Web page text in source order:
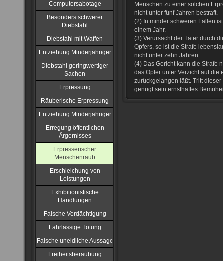
Computersabotage
Besonders schwerer
Diebstahl
Diebstahl mit Waffen
Entziehung Minderjähriger
Diebstahl geringwertiger
Sachen
Erpressung
Räuberische Erpressung
Entziehung Minderjähriger
Erregung öffentlichen
Ärgernisses
Erpresserischer
Menschenraub
Erschleichung von
Leistungen
Exhibitionistische
Handlungen
Falsche Verdächtigung
Fahrlässige Tötung
Falsche uneidliche Aussage
Freiheitsberaubung
Menschen zu einer solchen
nicht unter fünf Jahren bestraft.
(2) In minder schweren Fällen
einem Jahr.
(3) Verursacht der Täter durch
Opfers, so ist die Strafe
nicht unter zehn Jahren.
(4) Das Gericht kann die Strafe
das Opfer unter Verzicht auf die
zurückgelangen läßt. Tritt
genügt sein ernsthaftes